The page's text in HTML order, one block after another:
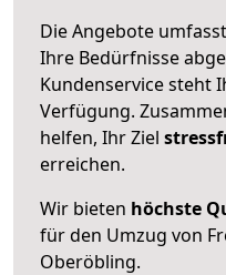
Die Angebote
Ihre Bedürfnisse
Kundenservice steht
Verfügung.
helfen, Ihr Ziel
erreichen.
Wir bieten höchste
für den Umzug von
Oberöbling.